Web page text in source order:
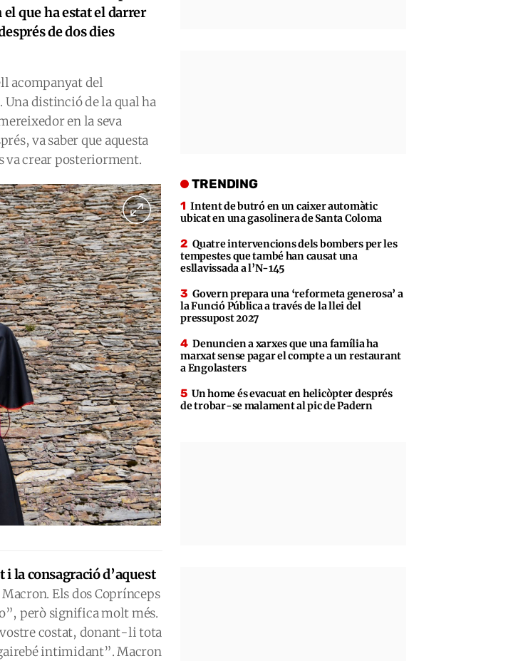
el que ha estat el darrer
de dos dies
acompanyat del
Una distinció de la qual ha
en la seva
va saber que aquesta
va crear posteriorment.
la consagració d’aquest
Els dos Coprínceps
però significa molt més.
costat, donant-li tota
intimidant”. Macron
TRENDING
Intent de butró en un caixer automàtic
ubicat en una gasolinera de Santa Coloma
Quatre intervencions dels bombers per les
tempestes que també han causat una
esllavissada a l’N-145
Govern prepara una ‘reformeta generosa’ a
la Funció Pública a través de la llei del
pressupost 2027
Denuncien a xarxes que una família ha
marxat sense pagar el compte a un restaurant
a Engolasters
Un home és evacuat en helicòpter després
de trobar-se malament al pic de Padern